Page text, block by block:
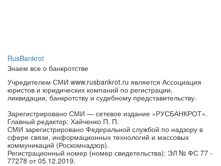
RusBankrot
Знаем все о банкротстве
Учредителем СМИ www.rusbankrot.ru является Ассоциация
юристов и юридических компаний по регистрации,
ликвидации, банкротству и судебному представительству.
Зарегистрировано СМИ — сетевое издание «РУСБАНКРОТ».
Главный редактор: Хайченко П. П.
СМИ зарегистрировано Федеральной службой по надзору в
сфере связи, информационных технологий и массовых
коммуникаций (Роскомнадзор).
Регистрационный номер (номер свидетельства): ЭЛ № ФС 77 -
77278 от 05.12.2019.